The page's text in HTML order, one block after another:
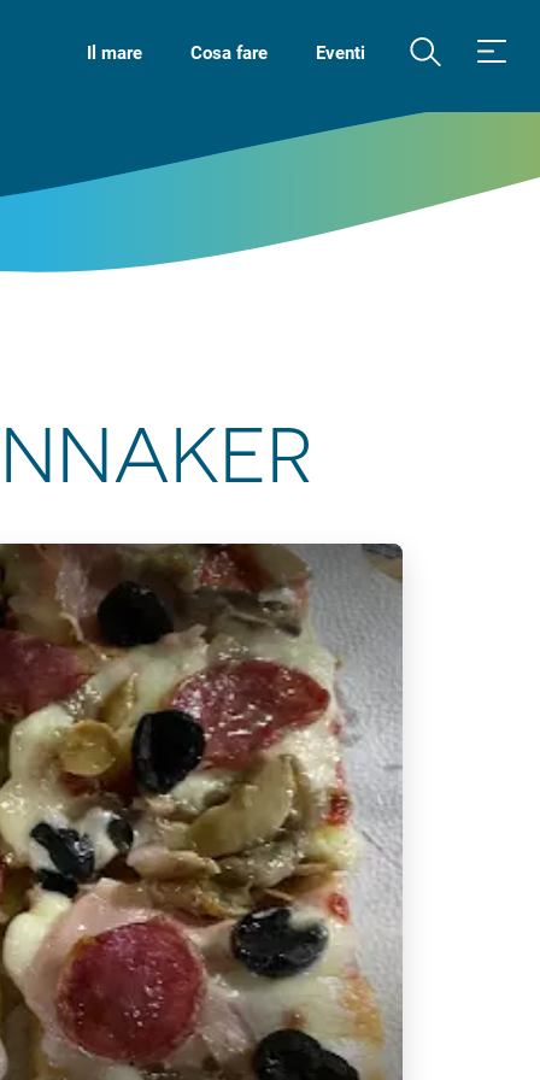
Il mare Cosa fare Eventi